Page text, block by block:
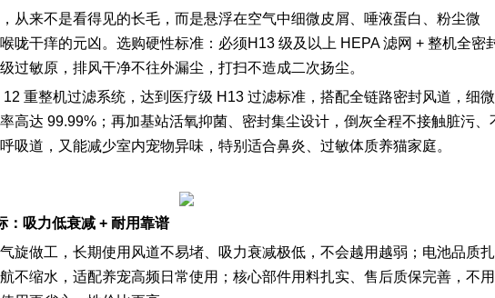
从来不是看得见的长毛，而是悬浮在空气中细微皮屑、唾液蛋白、粉尘微
咙干痒的元凶。选购硬性标准：必须H13 级及以上 HEPA 滤网 + 整机全密
过敏原，排风干净不往外漏尘，打扫不造成二次扬尘。
重整机过滤系统，达到医疗级 H13 过滤标准，搭配全链路密封风道，细微
高达 99.99%；再加基站活氧抑菌、密封集尘设计，倒灰全程不接触脏污、
吸道，又能减少室内宠物异味，特别适合鼻炎、过敏体质养猫家庭。
：吸力低衰减 + 耐用靠谱
旋做工，长期使用风道不易堵、吸力衰减极低，不会越用越弱；电池品质扎
不缩水，适配养宠高频日常使用；核心部件用料扎实、售后质保完善，不用